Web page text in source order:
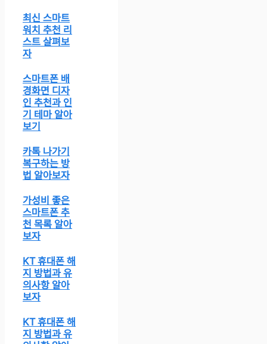
최신 스마트
워치 추천 리
스트 살펴보
자
스마트폰 배
경화면 디자
인 추천과 인
기 테마 알아
보기
카톡 나가기
복구하는 방
법 알아보자
가성비 좋은
스마트폰 추
천 목록 알아
보자
KT 휴대폰 해
지 방법과 유
의사항 알아
보자
KT 휴대폰 해
지 방법과 유